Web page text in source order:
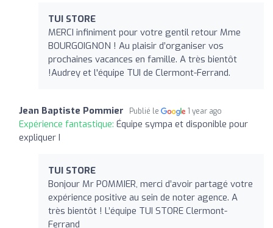
TUI STORE
MERCI infiniment pour votre gentil retour Mme
BOURGOIGNON ! Au plaisir d’organiser vos
prochaines vacances en famille. A très bientôt
!Audrey et l'équipe TUI de Clermont-Ferrand.
Jean Baptiste Pommier Publié le 1 year ago
Expérience fantastique: Équipe sympa et disponible pour
expliquer I
TUI STORE
Bonjour Mr POMMIER, merci d’avoir partagé votre
expérience positive au sein de noter agence. A
très bientôt ! L’équipe TUI STORE Clermont-
Ferrand